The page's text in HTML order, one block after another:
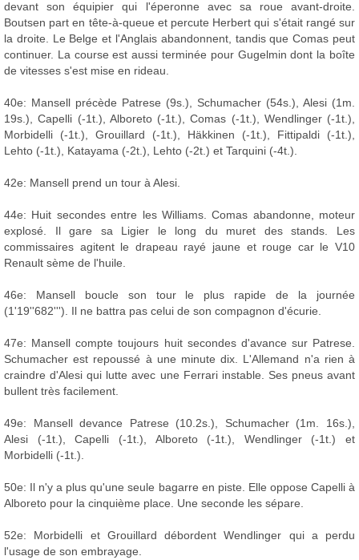
devant son équipier qui l'éperonne avec sa roue avant-droite.
Boutsen part en tête-à-queue et percute Herbert qui s'était rangé sur
la droite. Le Belge et l'Anglais abandonnent, tandis que Comas peut
continuer. La course est aussi terminée pour Gugelmin dont la boîte
de vitesses s'est mise en rideau.
40e: Mansell précède Patrese (9s.), Schumacher (54s.), Alesi (1m.
19s.), Capelli (-1t.), Alboreto (-1t.), Comas (-1t.), Wendlinger (-1t.),
Morbidelli (-1t.), Grouillard (-1t.), Häkkinen (-1t.), Fittipaldi (-1t.),
Lehto (-1t.), Katayama (-2t.), Lehto (-2t.) et Tarquini (-4t.).
42e: Mansell prend un tour à Alesi.
44e: Huit secondes entre les Williams. Comas abandonne, moteur
explosé. Il gare sa Ligier le long du muret des stands. Les
commissaires agitent le drapeau rayé jaune et rouge car le V10
Renault sème de l'huile.
46e: Mansell boucle son tour le plus rapide de la journée
(1'19''682'''). Il ne battra pas celui de son compagnon d'écurie.
47e: Mansell compte toujours huit secondes d'avance sur Patrese.
Schumacher est repoussé à une minute dix. L'Allemand n'a rien à
craindre d'Alesi qui lutte avec une Ferrari instable. Ses pneus avant
bullent très facilement.
49e: Mansell devance Patrese (10.2s.), Schumacher (1m. 16s.),
Alesi (-1t.), Capelli (-1t.), Alboreto (-1t.), Wendlinger (-1t.) et
Morbidelli (-1t.).
50e: Il n'y a plus qu'une seule bagarre en piste. Elle oppose Capelli à
Alboreto pour la cinquième place. Une seconde les sépare.
52e: Morbidelli et Grouillard débordent Wendlinger qui a perdu
l'usage de son embrayage.